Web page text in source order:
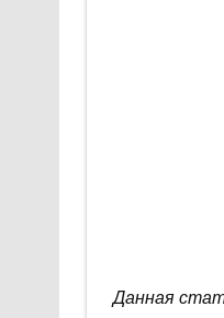
Данная